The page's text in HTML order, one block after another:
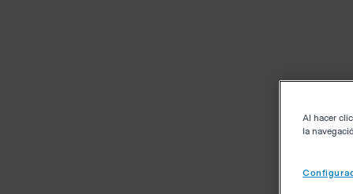
Al hacer clic
la